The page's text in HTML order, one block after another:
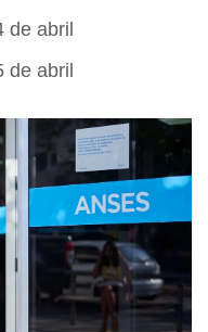
de abril
de abril